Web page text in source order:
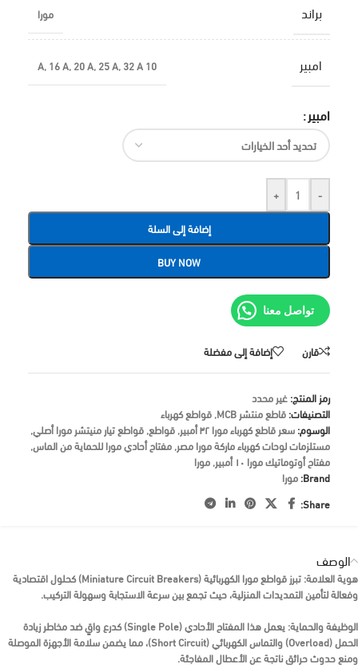
براند مورا
امبير 10 A
,16 A,20 A,25 A,32 A
امبير
-
+
إضافة إلى السلة
BUY NOW
تواصل معنا
قارن إضافة إلى مفضلة
رمز المنتج:غير محدد
التصنيفات:قاطع منتشر MCB ,قواطع كهرباء
الوسوم:سعر قاطع كهرباء مورا ٣٢ أمبير ,قواطع,قواطع تيار منيتشر مورا أصلي,
مستلزمات لوحات كهرباء ماركة مورا مصر,مفتاح أحادي مورا للحماية من الماس,
مفتاح أوتوماتيك مورا ١٠ أمبير
,مورا
Brand: مورا
Share:
الوصف
هوية العلامة:تبرزقواطع مورا الكهربائية (Miniature Circuit Breakers)
كحلول اقتصادية
وفعالة لتأمين التمديدات المنزلية، حيث تجمع بين سرعة الاستجابة وسهولة التركيب.
الوظيفة والحماية:يعمل هذاالمفتاح الأحادي (Single Pole)
كدرع واقٍ ضد مخاطر زيادة
الحمل (Overload) والتماس الكهربائي (Short Circuit)، مما يضمن سلامة الأجهزة الموصلة
ومنع حدوث حرائق ناتجة عن الأعطال المفاجئة.